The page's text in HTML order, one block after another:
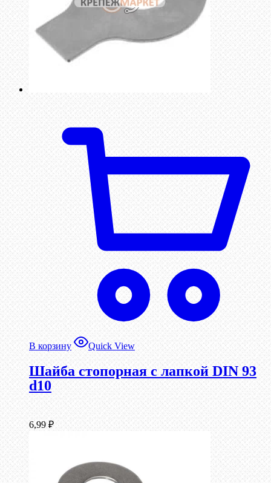
В корзину Quick View
Шайба стопорная с лапкой DIN 93
d10
6,99 ₽